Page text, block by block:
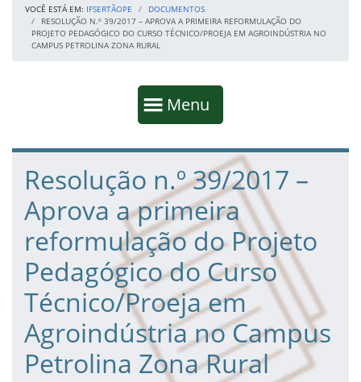
VOCÊ ESTÁ EM: IFSERTÃOPE
DOCUMENTOS
RESOLUÇÃO N.º 39/2017 – APROVA A PRIMEIRA REFORMULAÇÃO DO
PROJETO PEDAGÓGICO DO CURSO TÉCNICO/PROEJA EM AGROINDÚSTRIA NO
CAMPUS PETROLINA ZONA RURAL
Mostrar
Menu
Fim da navegação
Início do conteúdo
Resolução n.º 39/2017 –
Aprova a primeira
reformulação do Projeto
Pedagógico do Curso
Técnico/Proeja em
Agroindústria no Campus
Petrolina Zona Rural